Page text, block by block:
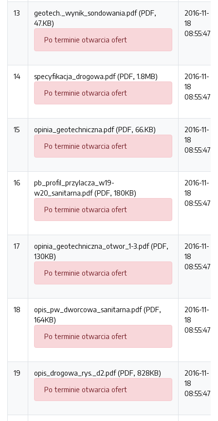
13
geotech._wynik_sondowania.pdf (PDF,
47.KB)
Po terminie otwarcia ofert
2016-11-
18
08:55:47
14
specyfikacja_drogowa.pdf (PDF, 1.8MB)
Po terminie otwarcia ofert
2016-11-
18
08:55:47
15
opinia_geotechniczna.pdf (PDF, 66.KB)
Po terminie otwarcia ofert
2016-11-
18
08:55:47
16
pb_profil_przylacza_w19-
w20_sanitarna.pdf (PDF, 180KB)
Po terminie otwarcia ofert
2016-11-
18
08:55:47
17
opinia_geotechniczna_otwor_1-3.pdf (PDF,
130KB)
Po terminie otwarcia ofert
2016-11-
18
08:55:47
18
opis_pw_dworcowa_sanitarna.pdf (PDF,
164KB)
Po terminie otwarcia ofert
2016-11-
18
08:55:47
19
opis_drogowa_rys._d2.pdf (PDF, 828KB)
Po terminie otwarcia ofert
2016-11-
18
08:55:47